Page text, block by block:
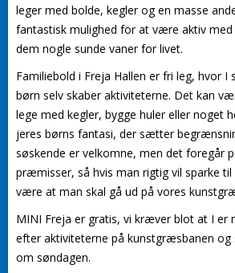
leger med bolde, kegler og en masse
fantastisk mulighed for at være aktiv med
dem nogle sunde vaner for livet.
Familiebold i Freja Hallen er fri leg, hvor I
børn selv skaber aktiviteterne. Det kan
lege med kegler, bygge huler eller noget
jeres børns fantasi, der sætter
søskende er velkomne, men det foregår
præmisser, så hvis man rigtig vil sparke
være at man skal gå ud på vores
MINI Freja er gratis, vi kræver blot at I er
efter aktiviteterne på kunstgræsbanen og
om søndagen.